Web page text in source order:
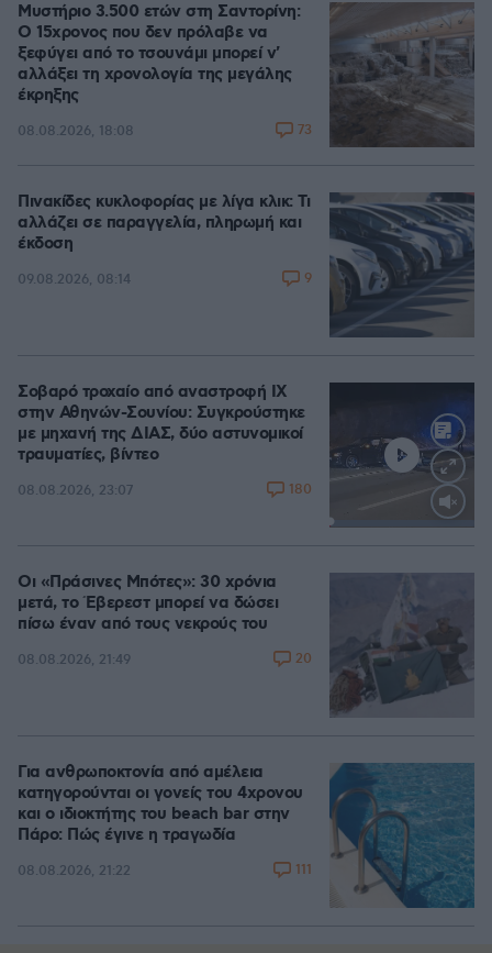
Μυστήριο 3.500 ετών στη Σαντορίνη:
Ο 15χρονος που δεν πρόλαβε να
ξεφύγει από το τσουνάμι μπορεί ν'
αλλάξει τη χρονολογία της μεγάλης
έκρηξης
08.08.2026, 18:08 73
Πινακίδες κυκλοφορίας με λίγα κλικ: Τι
αλλάζει σε παραγγελία, πληρωμή και
έκδοση
09.08.2026, 08:14 9
Σοβαρό τροχαίο από αναστροφή ΙΧ
στην Αθηνών-Σουνίου: Συγκρούστηκε
με μηχανή της ΔΙΑΣ, δύο αστυνομικοί
τραυματίες, βίντεο
08.08.2026, 23:07 180
Οι «Πράσινες Μπότες»: 30 χρόνια
μετά, το Έβερεστ μπορεί να δώσει
πίσω έναν από τους νεκρούς του
08.08.2026, 21:49 20
Για ανθρωποκτονία από αμέλεια
κατηγορούνται οι γονείς του 4χρονου
και ο ιδιοκτήτης του beach bar στην
Πάρο: Πώς έγινε η τραγωδία
08.08.2026, 21:22 111